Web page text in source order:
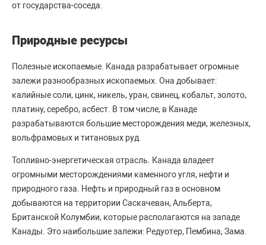
от государства-соседа.
Природные ресурсы
Полезные ископаемые. Канада разрабатывает огромные
залежи разнообразных ископаемых. Она добывает:
калийные соли, цинк, никель, уран, свинец, кобальт, золото,
платину, серебро, асбест. В том числе, в Канаде
разрабатываются большие месторождения меди, железных,
вольфрамовых и титановых руд.
Топливно-энергетическая отрасль. Канада владеет
огромными месторождениями каменного угля, нефти и
природного газа. Нефть и природный газ в основном
добываются на территории Саскачеван, Альберта,
Британской Колумбии, которые располагаются на западе
Канады. Это наибольшие залежи: Редуотер, Пембина, Зама.